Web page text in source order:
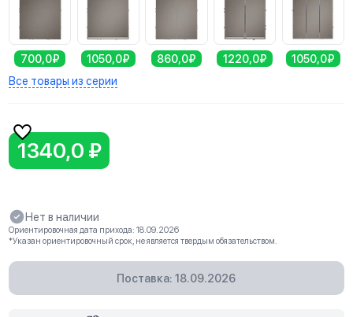
700,0₽ 1050,0₽ 860,0₽ 1220,0₽
1050,0₽
Все товары из серии
1340,0 ₽
Нет в наличии
Ориентировочная дата прихода: 18.09.2026
*Указан ориентировочный срок, не является твердым обязательством.
Поставка: 18.09.2026